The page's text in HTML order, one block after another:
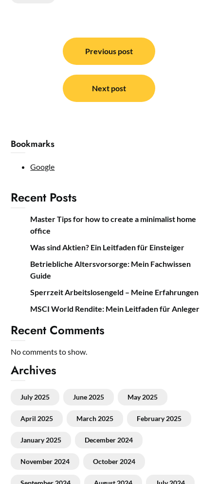
navigation
Previous post
Next post
Bookmarks
Google
Recent Posts
Master Tips for how to create a minimalist home
office
Was sind Aktien? Ein Leitfaden für Einsteiger
Betriebliche Altersvorsorge: Mein Fachwissen
Guide
Sperrzeit Arbeitslosengeld – Meine Erfahrungen
MSCI World Rendite: Mein Leitfaden für Anleger
Recent Comments
No comments to show.
Archives
July 2025 June 2025 May 2025
April 2025 March 2025 February 2025
January 2025 December 2024
November 2024 October 2024